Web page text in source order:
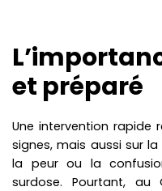
et préparé
Une intervention rapide
signes, mais aussi sur
la peur ou la
surdose. Pourtant, au